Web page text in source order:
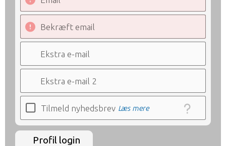
Bekræft email
Ekstra e-mail
Ekstra e-mail 2
Tilmeld nyhedsbrev Læs mere
Profil login